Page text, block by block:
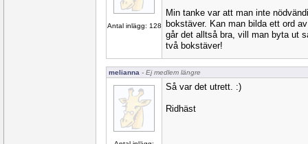
Antal inlägg: 128
Min tanke var att man inte
bokstäver. Kan man bilda ett ord
går det alltså bra, vill man byta ut
två bokstäver!
melianna - Ej medlem längre
Så var det utrett. :)
Ridhäst